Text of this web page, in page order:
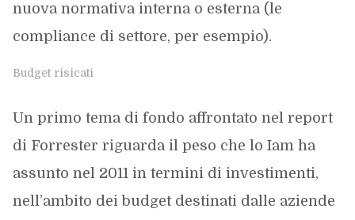
nuova normativa interna o esterna (le
compliance di settore, per esempio).
Budget risicati
Un primo tema di fondo affrontato nel report
di Forrester riguarda il peso che lo Iam ha
assunto nel 2011 in termini di investimenti,
nell’ambito dei budget destinati dalle aziende